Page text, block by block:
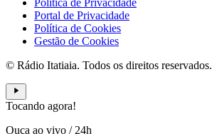
Política de Privacidade
Portal de Privacidade
Política de Cookies
Gestão de Cookies
© Rádio Itatiaia. Todos os direitos reservados.
Tocando agora!
Ouça ao vivo / 24h